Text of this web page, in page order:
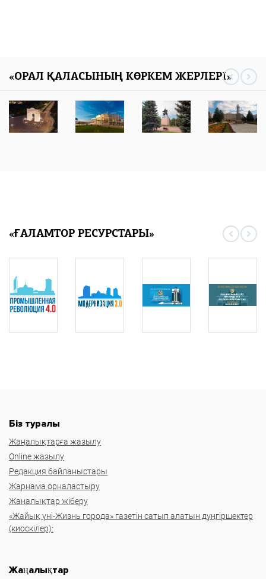
«ОРАЛ ҚАЛАСЫНЫҢ КӨРКЕМ ЖЕРЛЕРІ»
«ҒАЛАМТОР РЕСУРСТАРЫ»
Біз туралы
Жаңалықтарға жазылу
Online жазылу
Редакция байланыстары
Жарнама орналастыру
Жаңалықтар жіберу
«Жайық үні-Жизнь города» газетін сатып алатын дүңгіршектер
(киоскілер):
Жаңалықтар